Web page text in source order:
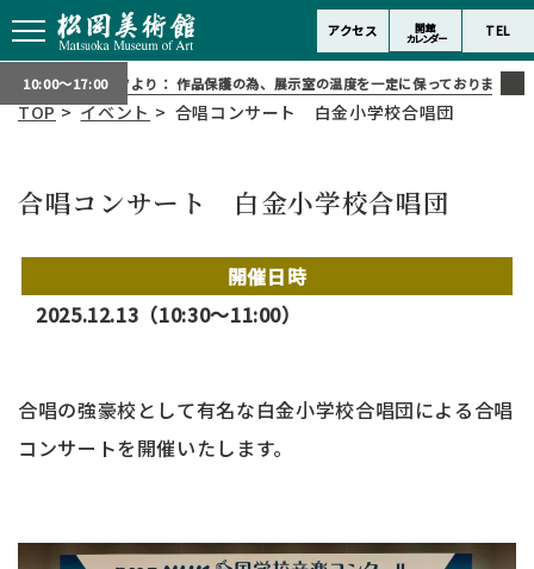
アクセス 開館
カレンダー TEL
10:00～17:00
スタッフより： 作品保護の為、展示室の温度を一定に保っております。
TOP>イベント > 合唱コンサート 白金小学校合唱団
合唱コンサート 白金小学校合唱団
開催日時
2025.12.13（10:30〜11:00）
合唱の強豪校として有名な白金小学校合唱団による合唱
コンサートを開催いたします。